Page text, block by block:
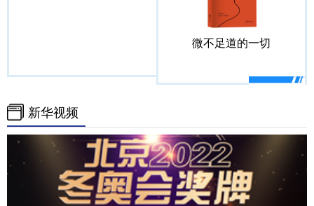
微不足道的一切
新华视频